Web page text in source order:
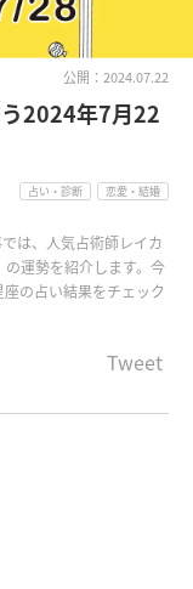
公開：2024.07.22
う2024年7月22
占い・診断 恋愛・結婚
は、人気占術師レイカ
運勢を紹介します。今
の占い結果をチェック
Tweet